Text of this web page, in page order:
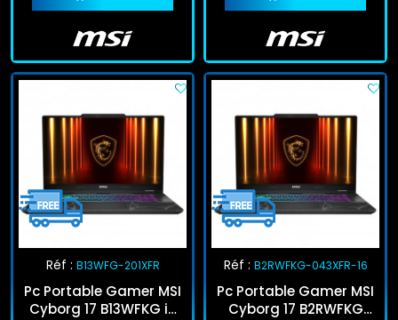
Réf : B13WFG-201XFR
Pc Portable Gamer MSI
Cyborg 17 B13WFKG i5
Réf : B2RWFKG-043XFR-16
Pc Portable Gamer MSI
Cyborg 17 B2RWFKG